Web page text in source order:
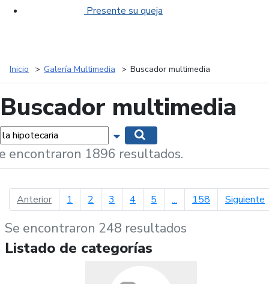
Presente su queja
Inicio Galería Multimedia Buscador multimedia
Buscador multimedia
Mostrar opciones de búsqueda
encontraron 1896 resultados.
Anteriorpágina anterior
1 2 3 4 5 ... 158 Siguiente
Se encontraron 248 resultados
Listado de categorías